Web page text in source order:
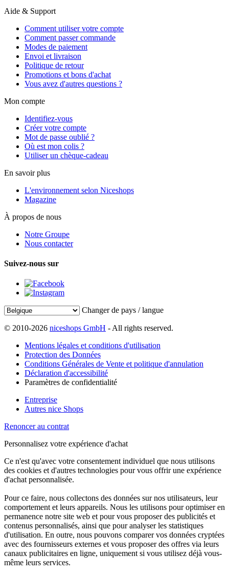
Aide & Support
Comment utiliser votre compte
Comment passer commande
Modes de paiement
Envoi et livraison
Politique de retour
Promotions et bons d'achat
Vous avez d'autres questions ?
Mon compte
Identifiez-vous
Créer votre compte
Mot de passe oublié ?
Où est mon colis ?
Utiliser un chèque-cadeau
En savoir plus
L'environnement selon Niceshops
Magazine
À propos de nous
Notre Groupe
Nous contacter
Suivez-nous sur
Changer de pays / langue
© 2010-2026 niceshops GmbH - All rights reserved.
Mentions légales et conditions d'utilisation
Protection des Données
Conditions Générales de Vente et politique d'annulation
Déclaration d'accessibilité
Paramètres de confidentialité
Entreprise
Autres nice Shops
Renoncer au contrat
Personnalisez votre expérience d'achat
Ce n'est qu'avec votre consentement individuel que nous utilisons
des cookies et d'autres technologies pour vous offrir une expérience
d'achat personnalisée.
Pour ce faire, nous collectons des données sur nos utilisateurs, leur
comportement et leurs appareils. Nous les utilisons pour optimiser en
permanence notre site web et pour vous proposer des publicités et
contenus personnalisés, ainsi que pour analyser les statistiques
d'utilisation. En outre, nous pouvons comparer vos données cryptées
avec des fournisseurs externes et vous proposer des offres via leurs
canaux publicitaires en ligne, uniquement si vous utilisez déjà vous-
même leurs services.